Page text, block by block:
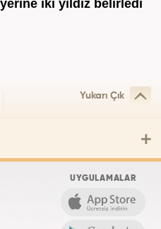
iki yıldız belirledi
Yukarı Çık
UYGULAMALAR